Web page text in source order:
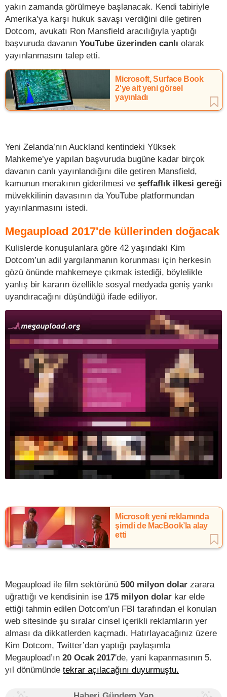
yakın zamanda görülmeye başlanacak. Kendi tabiriyle
Amerika’ya karşı hukuk savaşı verdiğini dile getiren
Dotcom, avukatı Ron Mansfield aracılığıyla yaptığı
başvuruda davanın YouTube üzerinden canlı olarak
yayınlanmasını talep etti.
Microsoft, Surface Book
2'ye ait yeni görsel
yayınladı
Yeni Zelanda’nın Auckland kentindeki Yüksek
Mahkeme’ye yapılan başvuruda bugüne kadar birçok
davanın canlı yayınlandığını dile getiren Mansfield,
kamunun merakının giderilmesi ve şeffaflık ilkesi gereği
müvekkilinin davasının da YouTube platformundan
yayınlanmasını istedi.
Megaupload 2017'de küllerinden doğacak
Kulislerde konuşulanlara göre 42 yaşındaki Kim
Dotcom’un adil yargılanmanın korunması için herkesin
gözü önünde mahkemeye çıkmak istediği, böylelikle
yanlış bir kararın özellikle sosyal medyada geniş yankı
uyandıracağını düşündüğü ifade ediliyor.
Microsoft yeni reklamında
şimdi de MacBook’la alay
etti
Megaupload ile film sektörünü 500 milyon dolar zarara
uğrattığı ve kendisinin ise 175 milyon dolar kar elde
ettiği tahmin edilen Dotcom’un FBI tarafından el konulan
web sitesinde şu sıralar cinsel içerikli reklamların yer
alması da dikkatlerden kaçmadı. Hatırlayacağınız üzere
Kim Dotcom, Twitter’dan yaptığı paylaşımla
Megaupload’ın 20 Ocak 2017'de, yani kapanmasının 5.
yıl dönümünde tekrar açılacağını duyurmuştu.